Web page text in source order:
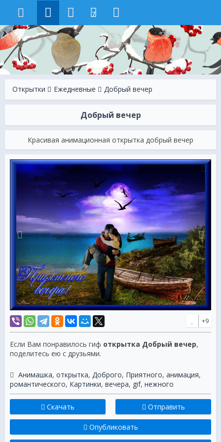
7
Открытки Ежeдневные Добрый вечер
Добрый вечер
Красивая анимационная открытка добрый вечер
+9
Если Вам понравилось гиф открытка Добрый вечер,
поделитесь ею с друзьями.
Анимашка, открытка, Доброго, Приятного, анимация,
романтического, Картинки, вечера, gif, нежного
Скачать Отправить
Опубликовать